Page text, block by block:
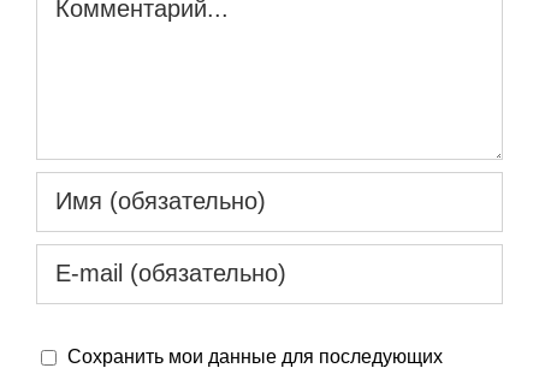
Сохранить мои данные для последующих